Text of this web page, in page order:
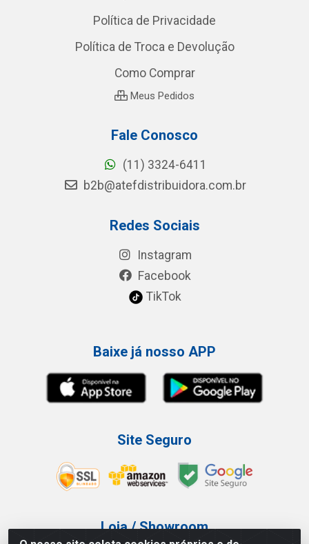
Política de Privacidade
Política de Troca e Devolução
Como Comprar
Meus Pedidos
Fale Conosco
(11) 3324-6411
b2b@atefdistribuidora.com.br
Redes Sociais
Instagram
Facebook
TikTok
Baixe já nosso APP
Site Seguro
Loja / Showroom